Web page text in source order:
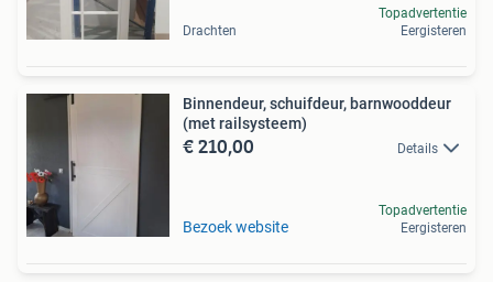
Drachten
Topadvertentie
Eergisteren
Binnendeur, schuifdeur, barnwooddeur
(met railsysteem)
€ 210,00 Details
Bezoek website
Topadvertentie
Eergisteren